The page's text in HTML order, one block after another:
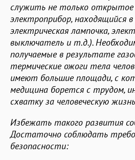
служить не только открытое
электроприбор, находящийся
электрическая лампочка,
выключатель и т.д.).
получаемые в результате
термические ожоги тела
имеют большие площади, с
медицина борется с трудом,
схватку за человеческую
Избежать такого развития
Достаточно соблюдать
безопасности: